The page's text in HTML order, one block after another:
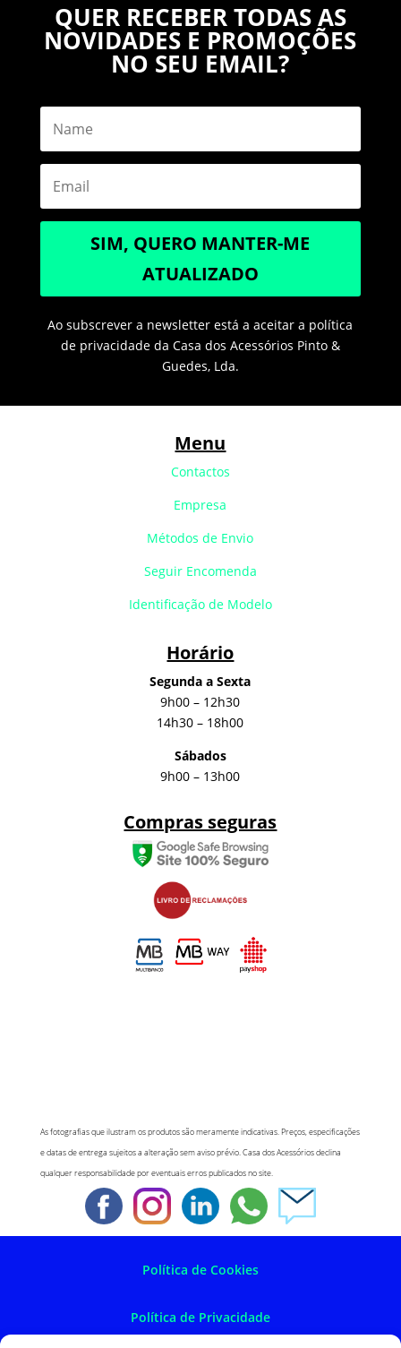
QUER RECEBER TODAS AS
NOVIDADES E PROMOÇÕES
NO SEU EMAIL?
SIM, QUERO MANTER-ME
ATUALIZADO
Ao subscrever a newsletter está a aceitar a política
de privacidade da Casa dos Acessórios Pinto &
Guedes, Lda.
Menu
Contactos
Empresa
Métodos de Envio
Seguir Encomenda
Identificação de Modelo
Horário
Segunda a Sexta
9h00 – 12h30
14h30 – 18h00
Sábados
9h00 – 13h00
Compras seguras
As fotografias que ilustram os produtos são meramente indicativas. Preços, especificações
e datas de entrega sujeitos a alteração sem aviso prévio. Casa dos Acessórios declina
qualquer responsabilidade por eventuais erros publicados no site.
Política de Cookies
Política de Privacidade